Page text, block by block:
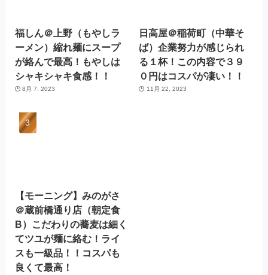
福しん＠上野（もやしラ
ーメン）縮れ麺にスープ
が絡んで最高！もやしは
シャキシャキ食感！！
8月 7, 2023
日高屋＠稲荷町（中華そ
ば）企業努力が感じられ
る１杯！この内容で３９
０円はコスパが凄い！！
11月 22, 2023
【モーニング】みのがさ
＠蔵前橋通り店（朝定食
B）こだわりの蕎麦は細く
てツユが麺に絡む！ライ
スも一級品！！コスパも
良くて最高！